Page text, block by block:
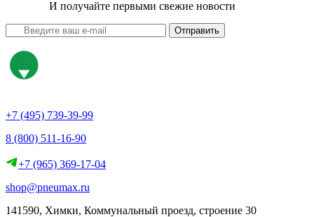
И получайте первыми свежие новости
Отправить
+7 (495) 739-39-99
8 (800) 511-16-90
+7 (965) 369-17-04
shop@pneumax.ru
141590, Химки, Коммунальный проезд, строение 30